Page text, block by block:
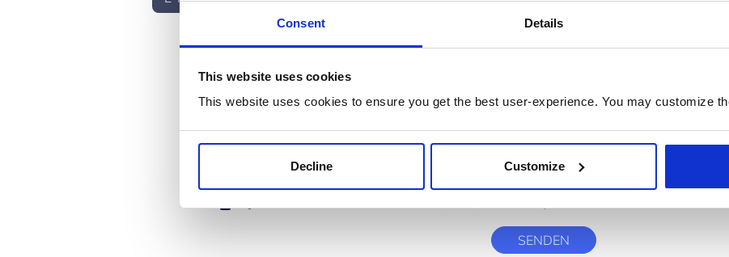
Consent Details
This website uses cookies
This website uses cookies to ensure you get the best user-experience. You may customize
Decline Customize
Yes, I would like to receive information about solutions, news and events I am interested in via email. I can
SENDEN